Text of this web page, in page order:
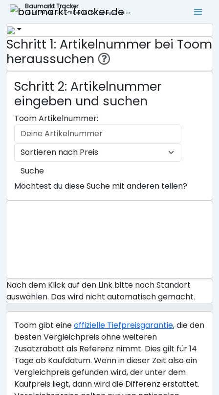
Baumarkt Tracker
Lokale Filialsuche - ideal für Tiefpreisgarantie
Schritt 1: Artikelnummer bei Toom
heraussuchen
Schritt 2: Artikelnummer
eingeben und suchen
Toom Artikelnummer:
Suche
Möchtest du diese Suche mit anderen teilen?
Nach dem Klick auf den Link bitte noch Standort
auswählen. Das wird nicht automatisch gemacht.
Toom gibt eineoffizielle Tiefpreisgarantie, die den
besten Vergleichpreis ohne weiteren
Zusatzrabatt als Referenz nimmt. Dies gilt für 14
Tage ab Kaufdatum. Wenn in dieser Zeit also ein
Vergleichpreis gefunden wird, der unter dem
Kaufpreis liegt, dann wird die Differenz erstattet.